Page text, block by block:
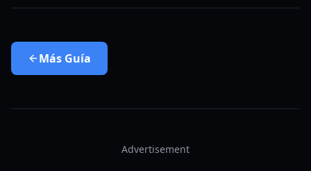
Más Guía
Advertisement